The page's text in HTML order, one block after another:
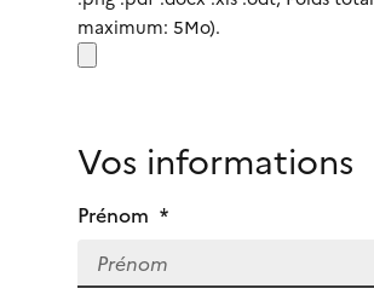
maximum: 5Mo).
Vos informations
Prénom *